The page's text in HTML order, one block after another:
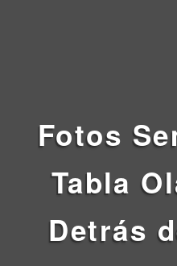
Fotos
Tabla
Detrás